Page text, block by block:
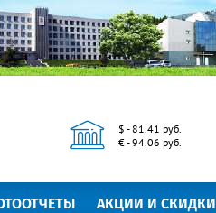
$ - 81.41 руб.
€ - 94.06 руб.
АКЦИИ И СКИДКИ